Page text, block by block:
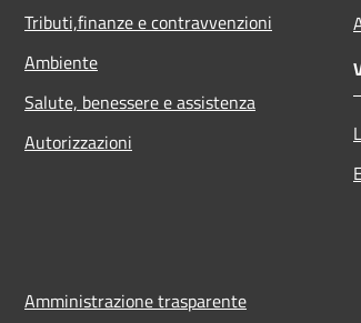
Tributi,finanze e contravvenzioni
Ambiente
Salute, benessere e assistenza
Autorizzazioni
Amministrazione trasparente